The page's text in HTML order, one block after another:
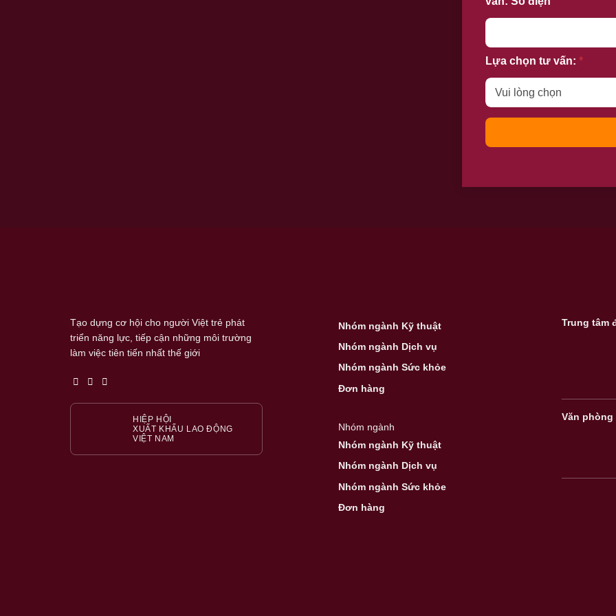
Lựa chọn tư vấn: *
Tạo dựng cơ hội cho người Việt trẻ phát
triển năng lực, tiếp cận những môi trường
làm việc tiên tiến nhất thế giới
HIỆP HỘI
XUẤT KHẨU LAO ĐỘNG
VIỆT NAM
Nhóm ngành Kỹ thuật
Nhóm ngành Dịch vụ
Nhóm ngành Sức khỏe
Đơn hàng
Nhóm ngành
Nhóm ngành Kỹ thuật
Nhóm ngành Dịch vụ
Nhóm ngành Sức khỏe
Đơn hàng
Trung tâm
Văn phòng